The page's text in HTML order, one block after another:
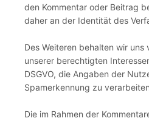
den Kommentar oder Beitrag
daher an der Identität des
Des Weiteren behalten wir uns
unserer berechtigten
DSGVO, die Angaben der
Spamerkennung zu
Die im Rahmen der